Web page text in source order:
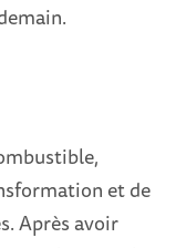
et de
Après avoir